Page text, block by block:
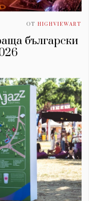
ОТ HIGHVIEWART
български